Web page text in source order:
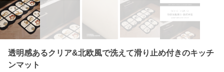
透明感あるクリア&北欧風で洗えて滑り止め付きのキッチ
ンマット